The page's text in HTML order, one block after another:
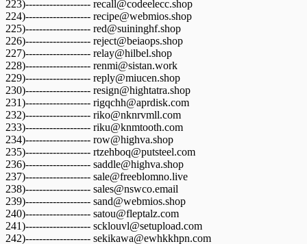
223)------------------- recall@codeelecc.shop
224)------------------- recipe@webmios.shop
225)------------------- red@suininghf.shop
226)------------------- reject@beiaops.shop
227)------------------- relay@hilbel.shop
228)------------------- renmi@sistan.work
229)------------------- reply@miucen.shop
230)------------------- resign@hightatra.shop
231)------------------- rigqchh@aprdisk.com
232)------------------- riko@nknrvmll.com
233)------------------- riku@knmtooth.com
234)------------------- row@highva.shop
235)------------------- rtzehboq@putsteel.com
236)------------------- saddle@highva.shop
237)------------------- sale@freeblomno.live
238)------------------- sales@nswco.email
239)------------------- sand@webmios.shop
240)------------------- satou@fleptalz.com
241)------------------- scklouvl@setupload.com
242)------------------- sekikawa@ewhkkhpn.com